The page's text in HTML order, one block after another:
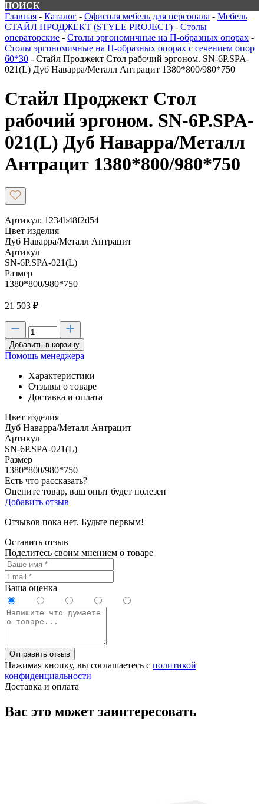
ПОИСК
Главная - Каталог - Офисная мебель для персонала - Мебель
СТАЙЛ ПРОДЖЕКТ (STYLE PROJECT) - Столы
операторские - Столы эргономичные на П-образных опорах -
Столы эргономичные на П-образных опорах с сечением опор
60*30 - Стайл Проджект Стол рабочий эргоном. SN-6P.SPA-
021(L) Дуб Наварра/Металл Антрацит 1380*800/980*750
Стайл Проджект Стол
рабочий эргоном. SN-6P.SPA-
021(L) Дуб Наварра/Металл
Антрацит 1380*800/980*750
Артикул: 1234b48f2d54
Цвет изделия
Дуб Наварра/Металл Антрацит
Артикул
SN-6P.SPA-021(L)
Размер
1380*800/980*750
21 503 ₽
Добавить в корзину
Помощь менеджера
Характеристики
Отзывы о товаре
Доставка и оплата
Цвет изделия
Дуб Наварра/Металл Антрацит
Артикул
SN-6P.SPA-021(L)
Размер
1380*800/980*750
Есть что рассказать?
Оцените товар, ваш опыт будет полезен
Добавить отзыв
Отзывов пока нет. Будьте первым!
Оставить отзыв
Поделитесь своим мнением о товаре
Ваша оценка
Отправить отзыв
Нажимая кнопку, вы соглашаетесь с политикой
конфиденциальности
Доставка и оплата
Вас это может заинтересовать